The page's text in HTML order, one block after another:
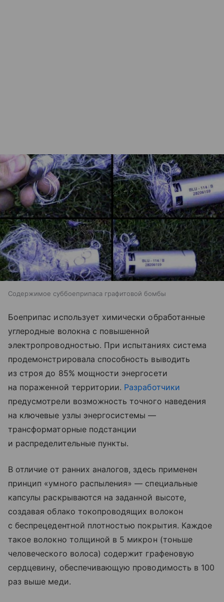
Содержимое суббоеприпаса графитовой бомбы
Боеприпас использует химически обработанные
углеродные волокна с повышенной
электропроводностью. При испытаниях система
продемонстрировала способность выводить
из строя до 85% мощности энергосети
на пораженной территории. Разработчики
предусмотрели возможность точного наведения
на ключевые узлы энергосистемы —
трансформаторные подстанции
и распределительные пункты.
В отличие от ранних аналогов, здесь применен
принцип «умного распыления» — специальные
капсулы раскрываются на заданной высоте,
создавая облако токопроводящих волокон
с беспрецедентной плотностью покрытия. Каждое
такое волокно толщиной в 5 микрон (тоньше
человеческого волоса) содержит графеновую
сердцевину, обеспечивающую проводимость в 100
раз выше меди.